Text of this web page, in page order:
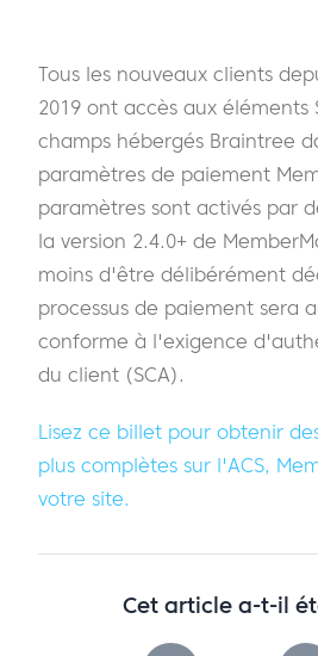
Tous les nouveaux clients
2019 ont accès aux éléments
champs hébergés Braintree
paramètres de paiement
paramètres sont activés par
la version 2.4.0+ de
moins d'être délibérément
processus de paiement sera
conforme à l'exigence
du client (SCA).
Lisez ce billet pour obtenir
plus complètes sur l'ACS,
votre site.
Cet article a-t-il